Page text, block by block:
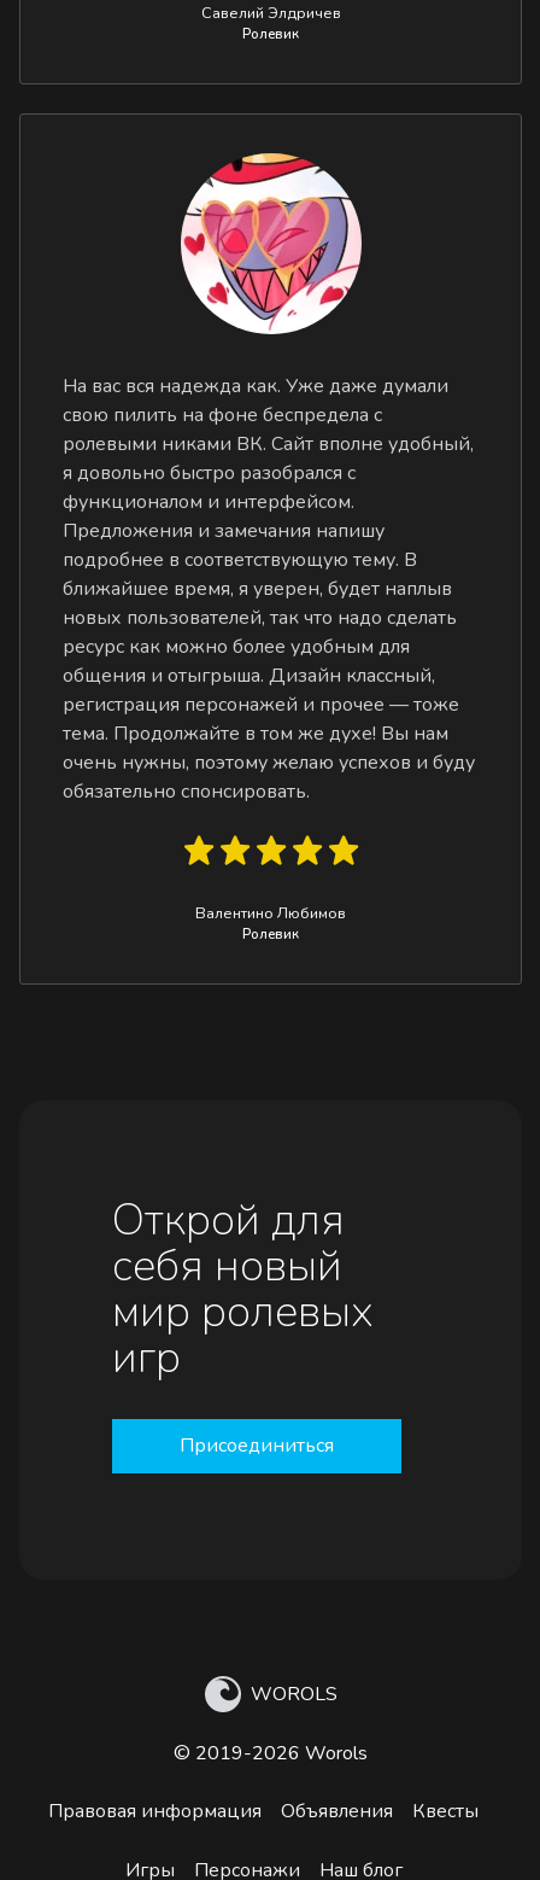
Савелий Элдричев
Ролевик
На вас вся надежда как. Уже даже думали
свою пилить на фоне беспредела с
ролевыми никами ВК. Сайт вполне удобный,
я довольно быстро разобрался с
функционалом и интерфейсом.
Предложения и замечания напишу
подробнее в соответствующую тему. В
ближайшее время, я уверен, будет наплыв
новых пользователей, так что надо сделать
ресурс как можно более удобным для
общения и отыгрыша. Дизайн классный,
регистрация персонажей и прочее — тоже
тема. Продолжайте в том же духе! Вы нам
очень нужны, поэтому желаю успехов и буду
обязательно спонсировать.
Валентино Любимов
Ролевик
Открой для
себя новый
мир ролевых
игр
Присоединиться
WOROLS
© 2019-2026 Worols
Правовая информация Объявления Квесты
Игры Персонажи Наш блог